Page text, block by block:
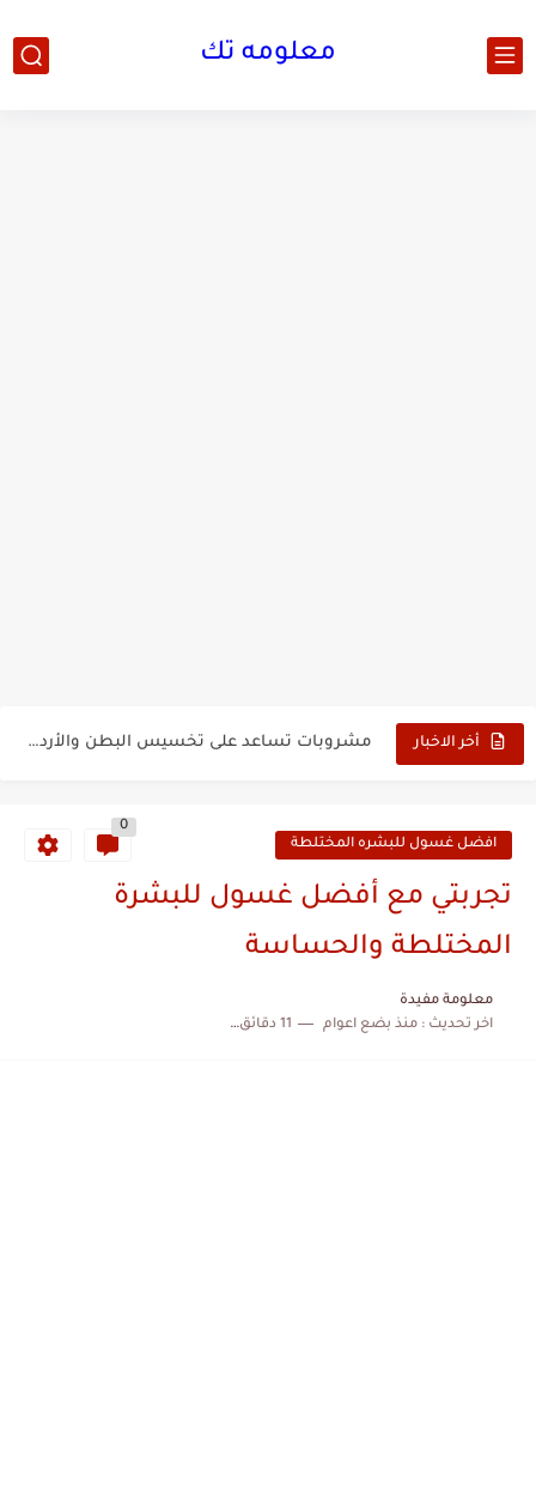
معلومه تك
أخر الاخبار
كريم فير اند لفلي للبشرة الدهنية
غسول ناترى للبشرة الدهنية
أفضل غسول للبشرة الدهنية ينصح به الأطباء
افضل غسول للبشره المختلطة
0
تجربتي مع أفضل غسول للبشرة
المختلطة والحساسة
معلومة مفيدة
اخر تحديث :منذ بضع اعوام 11 دقائق للقراءة